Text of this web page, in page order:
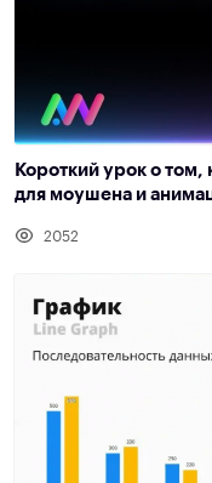
Короткий урок о том,
для моушена и
2052